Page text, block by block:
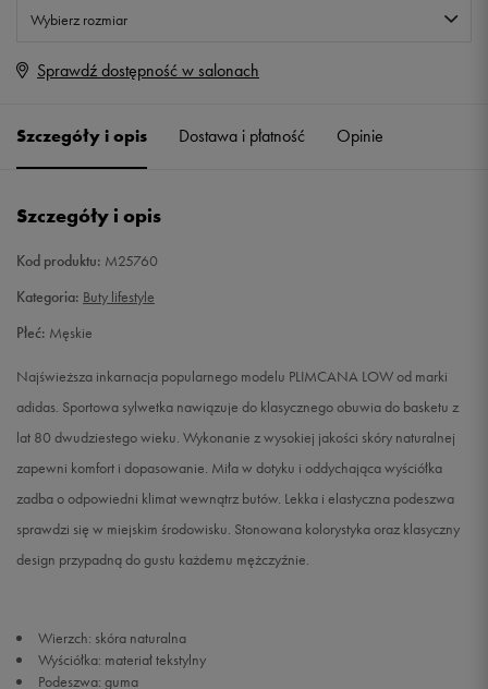
Wybierz rozmiar
Rozmiary EU
42 26,5 cm
42 2/3
43 1/3 27,5 cm Powiadom o dostępności
28 cm
44 2/3 Powiadom o dostępności
45 1/3 29 cm
46 2/3 30 cm
Sprawdź dostępność w salonach
Szczegóły i opis Dostawa i płatność Opinie
Szczegóły i opis
Kod produktu: M25760
Kategoria: Buty lifestyle
Płeć: Męskie
Najświeższa inkarnacja popularnego modelu PLIMCANA LOW od marki
adidas. Sportowa sylwetka nawiązuje do klasycznego obuwia do basketu z
lat 80 dwudziestego wieku. Wykonanie z wysokiej jakości skóry naturalnej
zapewni komfort i dopasowanie. Miła w dotyku i oddychająca wyściółka
zadba o odpowiedni klimat wewnątrz butów. Lekka i elastyczna podeszwa
sprawdzi się w miejskim środowisku. Stonowana kolorystyka oraz klasyczny
design przypadną do gustu każdemu mężczyźnie.
Wierzch: skóra naturalna
Wyściółka: materiał tekstylny
Podeszwa: guma